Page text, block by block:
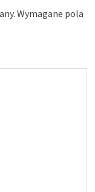
Wymagane pola